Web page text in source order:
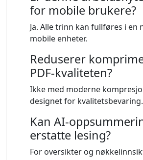
for mobile brukere?
Ja. Alle trinn kan fullføres i en
mobile enheter.
Reduserer
PDF-kvaliteten?
Ikke med moderne
designet for kvalitetsbevaring.
Kan AI-
erstatte lesing?
For oversikter og